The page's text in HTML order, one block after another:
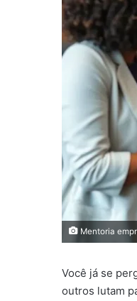
Mentoria
Você já se
outros lutam